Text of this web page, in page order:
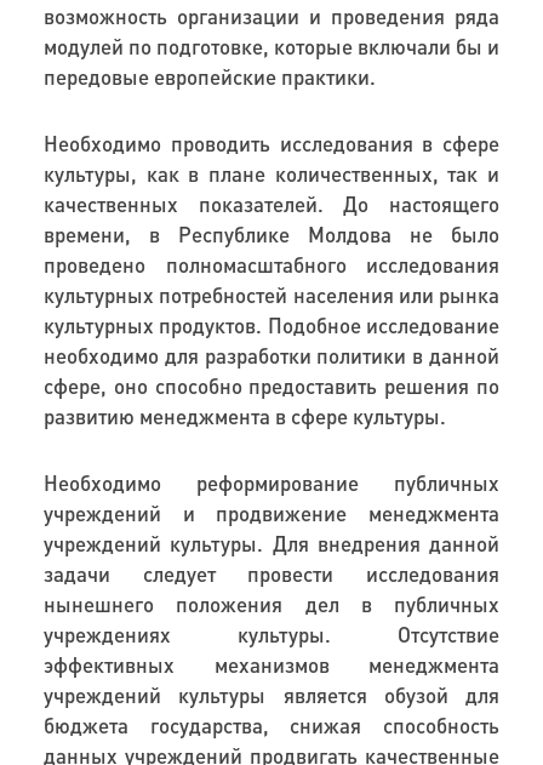
возможность организации и проведения ряда
модулей по подготовке, которые включали бы и
передовые европейские практики.
Необходимо проводить исследования в сфере
культуры, как в плане количественных, так и
качественных показателей. До настоящего
времени, в Республике Молдова не было
проведено полномасштабного исследования
культурных потребностей населения или рынка
культурных продуктов. Подобное исследование
необходимо для разработки политики в данной
сфере, оно способно предоставить решения по
развитию менеджмента в сфере культуры.
Необходимо реформирование публичных
учреждений и продвижение менеджмента
учреждений культуры. Для внедрения данной
задачи следует провести исследования
нынешнего положения дел в публичных
учреждениях культуры. Отсутствие
эффективных механизмов менеджмента
учреждений культуры является обузой для
бюджета государства, снижая способность
данных учреждений продвигать качественные